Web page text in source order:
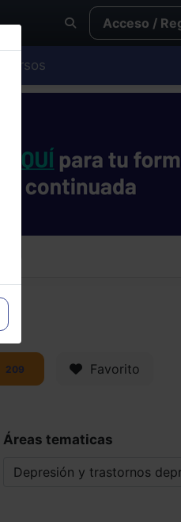
Acceso /
Cursos
209 Favorito
Áreas tematicas